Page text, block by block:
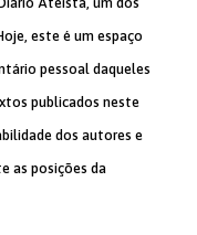
este é um espaço
pessoal daqueles
publicados neste
dos autores e
as posições da